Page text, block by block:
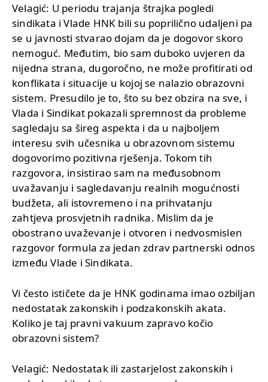
Velagić: U periodu trajanja štrajka pogledi
sindikata i Vlade HNK bili su poprilično udaljeni pa
se u javnosti stvarao dojam da je dogovor skoro
nemoguć. Međutim, bio sam duboko uvjeren da
nijedna strana, dugoročno, ne može profitirati od
konflikata i situacije u kojoj se nalazio obrazovni
sistem. Presudilo je to, što su bez obzira na sve, i
Vlada i Sindikat pokazali spremnost da probleme
sagledaju sa šireg aspekta i da u najboljem
interesu svih učesnika u obrazovnom sistemu
dogovorimo pozitivna rješenja. Tokom tih
razgovora, insistirao sam na međusobnom
uvažavanju i sagledavanju realnih mogućnosti
budžeta, ali istovremeno i na prihvatanju
zahtjeva prosvjetnih radnika. Mislim da je
obostrano uvaževanje i otvoren i nedvosmislen
razgovor formula za jedan zdrav partnerski odnos
između Vlade i Sindikata.
Vi često ističete da je HNK godinama imao ozbiljan
nedostatak zakonskih i podzakonskih akata.
Koliko je taj pravni vakuum zapravo kočio
obrazovni sistem?
Velagić: Nedostatak ili zastarjelost zakonskih i